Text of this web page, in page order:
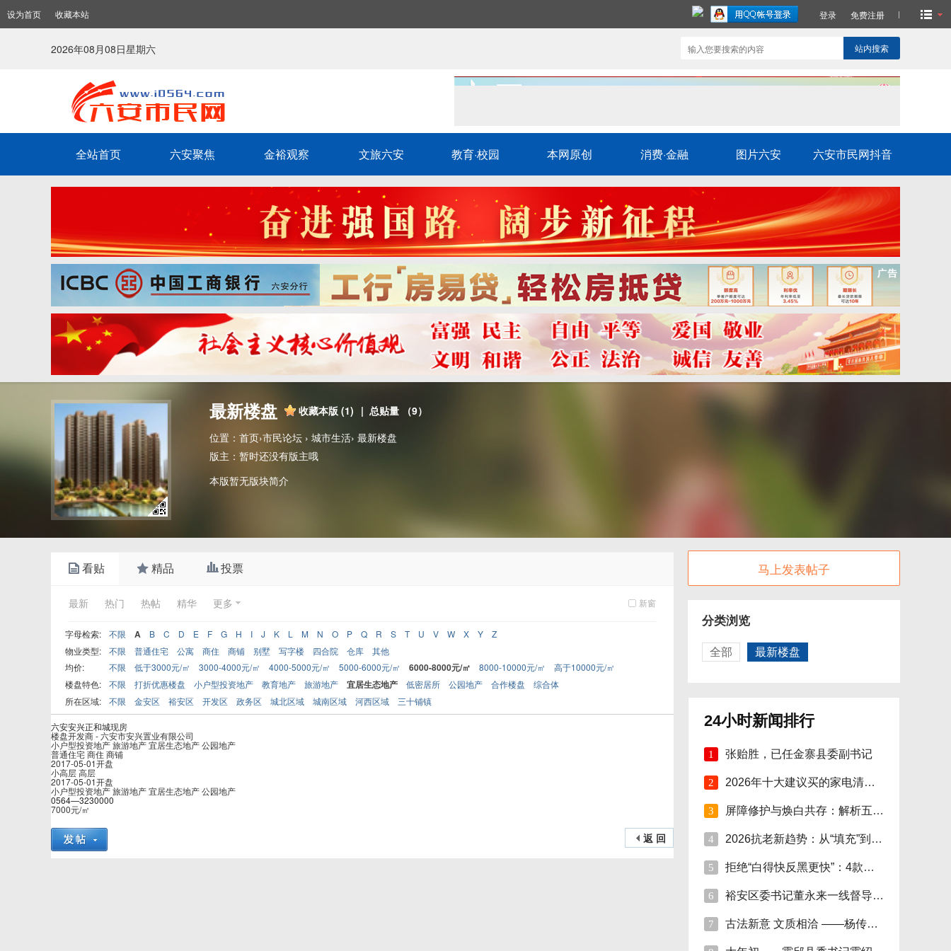
设为首页 收藏本站 登录 免费注册
2026年08月08日星期六 站内搜索
全站首页 六安聚焦 金裕观察 文旅六安 教育·校园 本网原创 消费·金融 图片六安 六安市民网抖音
最新楼盘 收藏本版 (1) | 总贴量 （9）
位置： 首页›市民论坛 › 城市生活› 最新楼盘
版主： 暂时还没有版主哦
本版暂无版块简介
看贴 精品 投票
新窗
最新 热门 热帖 精华 更多
字母检索: 不限 A B C D E F G H I J K L M N O P Q R S T U V W X Y
Z
物业类型:
不限 普通住宅 公寓 商住 商铺 别墅 写字楼 四合院 仓库
其他
均价:
不限 低于3000元/㎡ 3000-4000元/㎡ 4000-5000元/㎡ 5000-6000元/㎡ 6000-8000元/㎡ 8000-10000元/㎡
高于10000元/㎡
楼盘特色:
不限 打折优惠楼盘 小户型投资地产 教育地产 旅游地产 宜居生态地产 低密居所 公园地产 合作楼盘
综合体
所在区域:
不限 金安区 裕安区 开发区 政务区 城北区域 城南区域 河西区域 三十铺镇
六安安兴正和城现房
楼盘开发商 -六安市安兴置业有限公司
小户型投资地产 旅游地产 宜居生态地产 公园地产
普通住宅 商住 商铺
2017-05-01开盘
小高层 高层
2017-05-01开盘
小户型投资地产 旅游地产 宜居生态地产 公园地产
0564—3230000
7000元/㎡
返 回
马上发表帖子
分类浏览
全部 最新楼盘
24小时新闻排行
1 张贻胜，已任金寨县委副书记
2 2026年十大建议买的家电清单：精选智能家电
3 屏障修护与焕白共存：解析五大国际-本土面
4 2026抗老新趋势：从“填充”到“修护焕活”
5 拒绝“白得快反黑更快”：4款美白精华单品
6 裕安区委书记董永来一线督导烟花爆竹安全管
7 古法新意 文质相洽 ——杨传连先生篆书楹联